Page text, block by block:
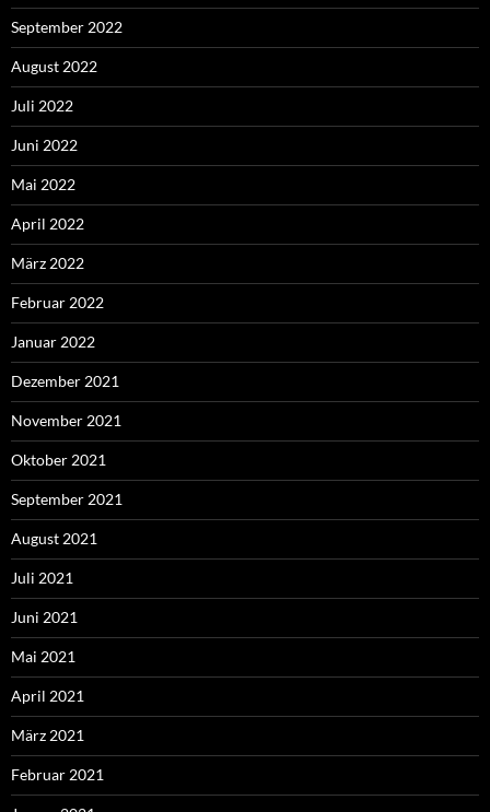
September 2022
August 2022
Juli 2022
Juni 2022
Mai 2022
April 2022
März 2022
Februar 2022
Januar 2022
Dezember 2021
November 2021
Oktober 2021
September 2021
August 2021
Juli 2021
Juni 2021
Mai 2021
April 2021
März 2021
Februar 2021